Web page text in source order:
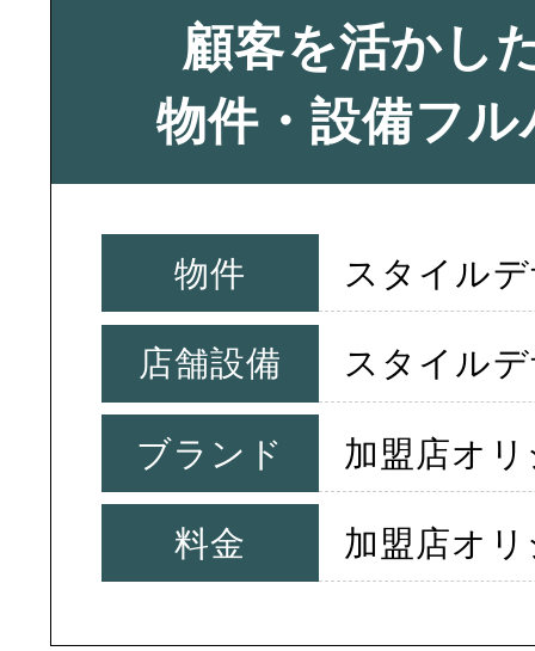
顧客を活かし
物件・設備フ
物件 スタイル
店舗設備 スタイル
ブランド 加盟店オ
料金 加盟店オ